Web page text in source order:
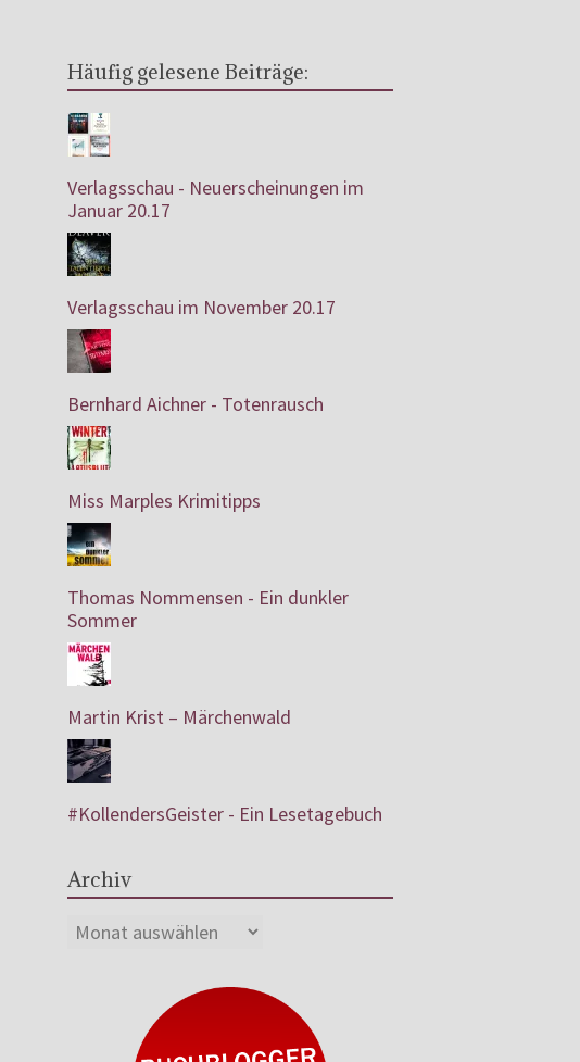
Häufig gelesene Beiträge:
Verlagsschau - Neuerscheinungen im
Januar 20.17
Verlagsschau im November 20.17
Bernhard Aichner - Totenrausch
Miss Marples Krimitipps
Thomas Nommensen - Ein dunkler
Sommer
Martin Krist – Märchenwald
#KollendersGeister - Ein Lesetagebuch
Archiv